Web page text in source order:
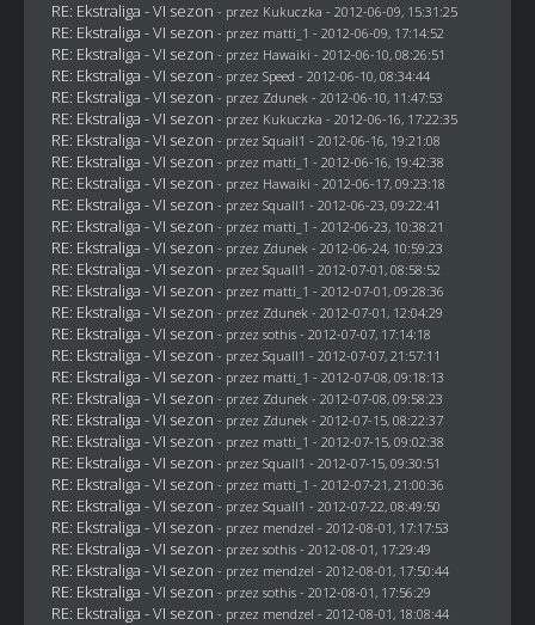
RE: Ekstraliga - VI sezon - przez Kukuczka - 2012-06-09, 15:31:25
RE: Ekstraliga - VI sezon - przez matti_1 - 2012-06-09, 17:14:52
RE: Ekstraliga - VI sezon - przez Hawaiki - 2012-06-10, 08:26:51
RE: Ekstraliga - VI sezon - przez Speed - 2012-06-10, 08:34:44
RE: Ekstraliga - VI sezon - przez Zdunek - 2012-06-10, 11:47:53
RE: Ekstraliga - VI sezon - przez Kukuczka - 2012-06-16, 17:22:35
RE: Ekstraliga - VI sezon - przez Squall1 - 2012-06-16, 19:21:08
RE: Ekstraliga - VI sezon - przez matti_1 - 2012-06-16, 19:42:38
RE: Ekstraliga - VI sezon - przez Hawaiki - 2012-06-17, 09:23:18
RE: Ekstraliga - VI sezon - przez Squall1 - 2012-06-23, 09:22:41
RE: Ekstraliga - VI sezon - przez matti_1 - 2012-06-23, 10:38:21
RE: Ekstraliga - VI sezon - przez Zdunek - 2012-06-24, 10:59:23
RE: Ekstraliga - VI sezon - przez Squall1 - 2012-07-01, 08:58:52
RE: Ekstraliga - VI sezon - przez matti_1 - 2012-07-01, 09:28:36
RE: Ekstraliga - VI sezon - przez Zdunek - 2012-07-01, 12:04:29
RE: Ekstraliga - VI sezon - przez sothis- 2012-07-07, 17:14:18
RE: Ekstraliga - VI sezon - przez Squall1 - 2012-07-07, 21:57:11
RE: Ekstraliga - VI sezon - przez matti_1 - 2012-07-08, 09:18:13
RE: Ekstraliga - VI sezon - przez Zdunek - 2012-07-08, 09:58:23
RE: Ekstraliga - VI sezon - przez Zdunek - 2012-07-15, 08:22:37
RE: Ekstraliga - VI sezon - przez matti_1 - 2012-07-15, 09:02:38
RE: Ekstraliga - VI sezon - przez Squall1 - 2012-07-15, 09:30:51
RE: Ekstraliga - VI sezon - przez matti_1 - 2012-07-21, 21:00:36
RE: Ekstraliga - VI sezon - przez Squall1 - 2012-07-22, 08:49:50
RE: Ekstraliga - VI sezon - przez mendzel - 2012-08-01, 17:17:53
RE: Ekstraliga - VI sezon - przez sothis- 2012-08-01, 17:29:49
RE: Ekstraliga - VI sezon - przez mendzel - 2012-08-01, 17:50:44
RE: Ekstraliga - VI sezon - przez sothis- 2012-08-01, 17:56:29
RE: Ekstraliga - VI sezon - przez mendzel - 2012-08-01, 18:08:44